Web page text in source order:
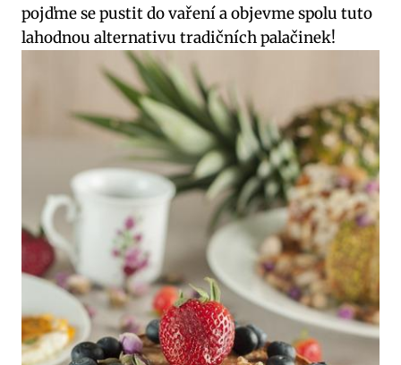
pojďme se pustit do vaření a objevme spolu tuto
lahodnou alternativu tradičních palačinek!